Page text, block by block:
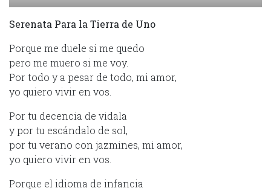
Serenata Para la Tierra de Uno
Porque me duele si me quedo
pero me muero si me voy.
Por todo y a pesar de todo, mi amor,
yo quiero vivir en vos.
Por tu decencia de vidala
y por tu escándalo de sol,
por tu verano con jazmines, mi amor,
yo quiero vivir en vos.
Porque el idioma de infancia